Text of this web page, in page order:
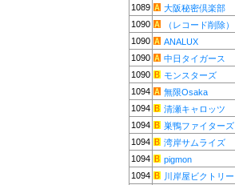
1089
大阪秘密倶楽部
1090
（レコード削除）
1090
ANALUX
1090
中日タイガース
1090
モンスターズ
1094
無限Osaka
1094
清瀬キャロッツ
1094
巣鴨ファイターズ
1094
湾岸サムライズ
1094
pigmon
1094
川岸屋ビクトリー